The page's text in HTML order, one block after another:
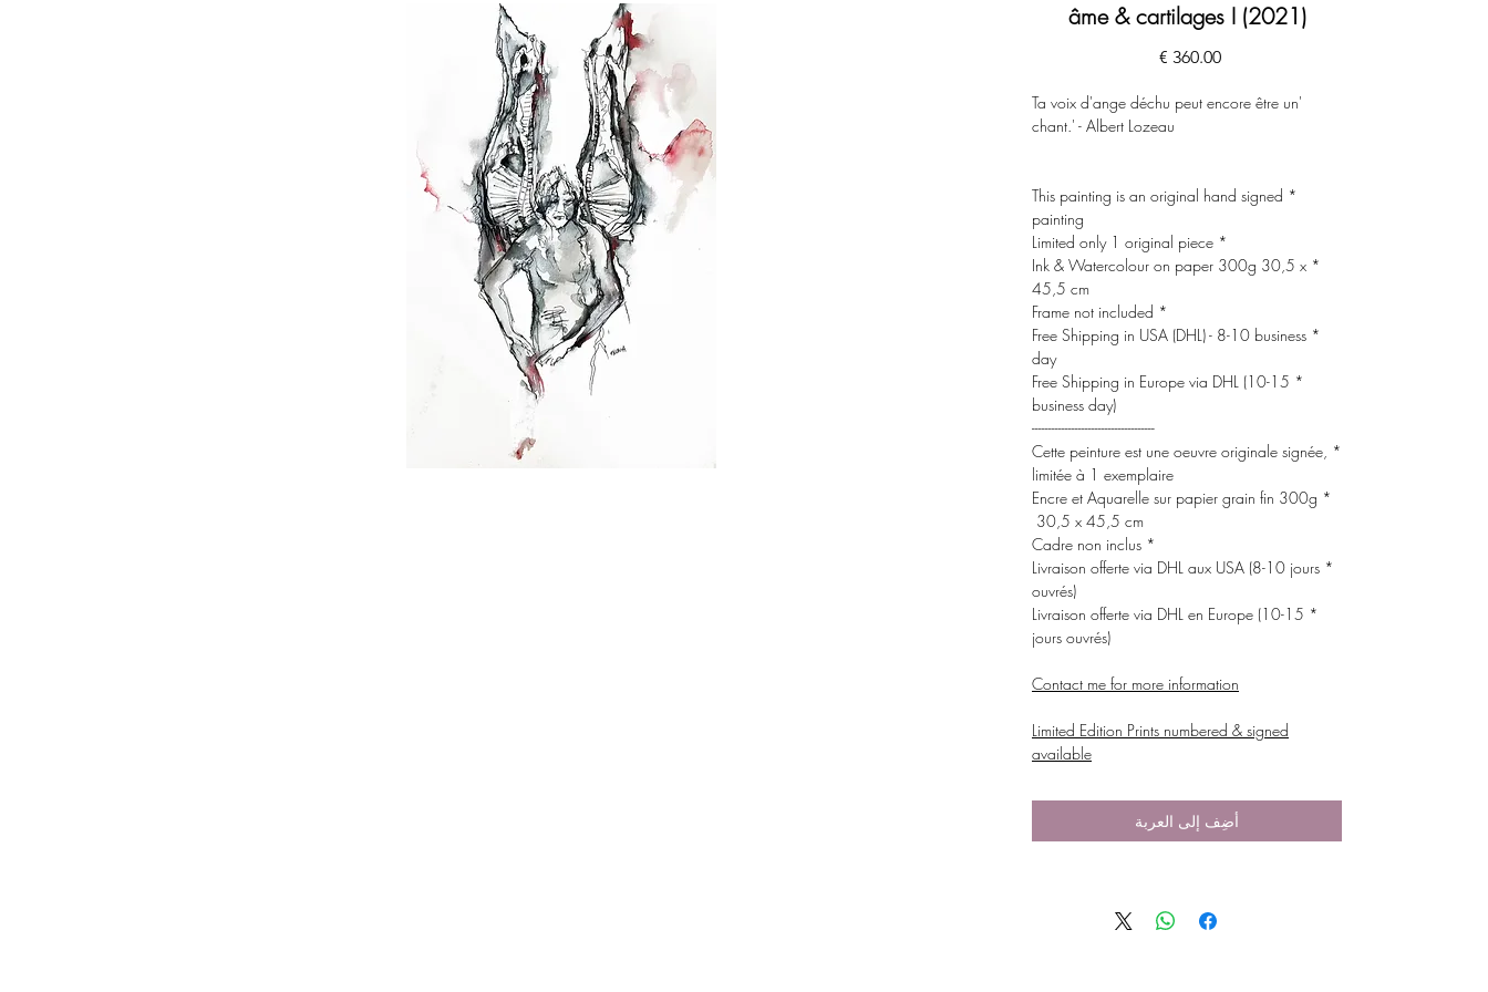
âme & cartilages I (2021)
‏360.00 € السعر
'Ta voix d'ange déchu peut encore être un
chant.' - Albert Lozeau
* This painting is an original hand signed
painting
* Limited only 1 original piece
* Ink & Watercolour on paper 300g 30,5 x
45,5 cm
* Frame not included
* Free Shipping in USA (DHL) - 8-10 business
day
* Free Shipping in Europe via DHL (10-15
business day)
-------------------------------------
* Cette peinture est une oeuvre originale signée,
limitée à 1 exemplaire
* Encre et Aquarelle sur papier grain fin 300g
30,5 x 45,5 cm
* Cadre non inclus
* Livraison offerte via DHL aux USA (8-10 jours
ouvrés)
* Livraison offerte via DHL en Europe (10-15
jours ouvrés)
Contact me for more information
Limited Edition Prints numbered & signed
available
أضِف إلى العربة